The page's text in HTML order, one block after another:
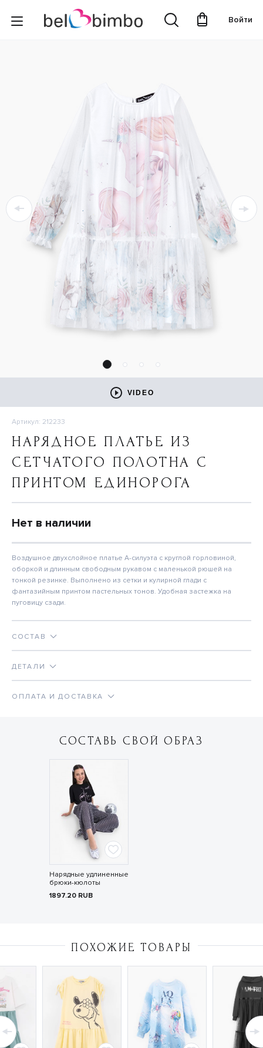
Войти
VIDEO
Артикул: 212233
НАРЯДНОЕ ПЛАТЬЕ ИЗ
СЕТЧАТОГО ПОЛОТНА С
ПРИНТОМ ЕДИНОРОГА
Нет в наличии
Воздушное двухслойное платье А-силуэта с круглой горловиной,
оборкой и длинным свободным рукавом с маленькой рюшей на
тонкой резинке. Выполнено из сетки и кулирной глади с
фантазийным принтом пастельных тонов. Удобная застежка на
пуговицу сзади.
СОСТАВ
ДЕТАЛИ
ОПЛАТА И ДОСТАВКА
СОСТАВЬ СВОЙ ОБРАЗ
Нарядные удлиненные
брюки-кюлоты
1897.20 RUB
ПОХОЖИЕ ТОВАРЫ